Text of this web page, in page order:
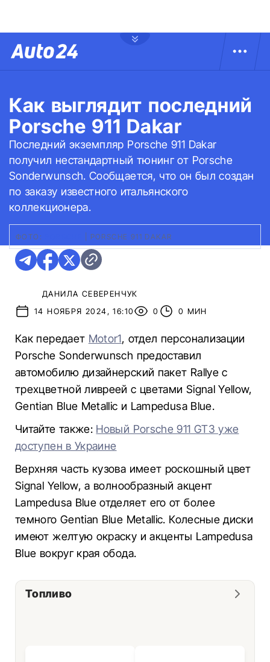
Как выглядит последний
Porsche 911 Dakar
Последний экземпляр Porsche 911 Dakar
получил нестандартный тюнинг от Porsche
Sonderwunsch. Сообщается, что он был создан
по заказу известного итальянского
коллекционера.
ФОТО: PORSCHE 911 DAKAR
ДАНИЛА СЕВЕРЕНЧУК
14 НОЯБРЯ 2024, 16:10
0 0 МИН
Как передает Motor1, отдел персонализации
Porsche Sonderwunsch предоставил
автомобилю дизайнерский пакет Rallye с
трехцветной ливреей с цветами Signal Yellow,
Gentian Blue Metallic и Lampedusa Blue.
Читайте также: Новый Porsche 911 GT3 уже
доступен в Украине
Верхняя часть кузова имеет роскошный цвет
Signal Yellow, а волнообразный акцент
Lampedusa Blue отделяет его от более
темного Gentian Blue Metallic. Колесные диски
имеют желтую окраску и акценты Lampedusa
Blue вокруг края обода.
Топливо